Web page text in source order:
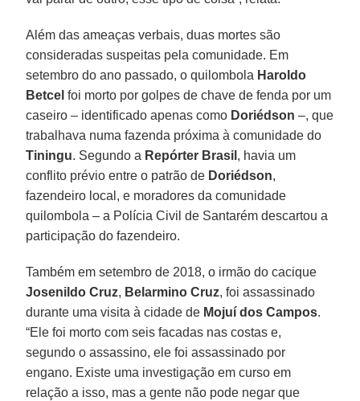
Além das ameaças verbais, duas mortes são
consideradas suspeitas pela comunidade. Em
setembro do ano passado, o quilombola Haroldo
Betcel foi morto por golpes de chave de fenda por um
caseiro – identificado apenas como Doriédson –, que
trabalhava numa fazenda próxima à comunidade do
Tiningu. Segundo a Repórter Brasil , havia um
conflito prévio entre o patrão de Doriédson,
fazendeiro local, e moradores da comunidade
quilombola – a Polícia Civil de Santarém descartou a
participação do fazendeiro.
Também em setembro de 2018, o irmão do cacique
Josenildo Cruz, Belarmino Cruz, foi assassinado
durante uma visita à cidade de Mojuí dos Campos.
“Ele foi morto com seis facadas nas costas e,
segundo o assassino, ele foi assassinado por
engano. Existe uma investigação em curso em
relação a isso, mas a gente não pode negar que